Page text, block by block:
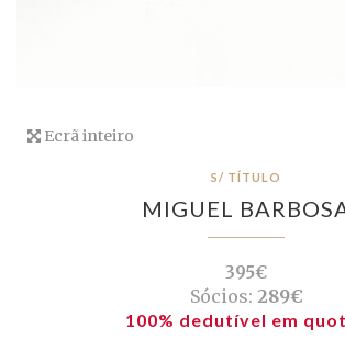
Ecrã inteiro
S/ TÍTULO
MIGUEL
395€
Sócios: 289€
100% dedutível em